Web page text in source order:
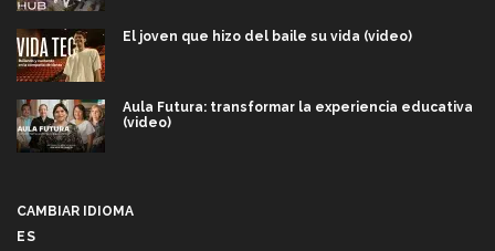
El joven que hizo del baile su vida (video)
Aula Futura: transformar la experiencia educativa
(video)
CAMBIAR IDIOMA
ES